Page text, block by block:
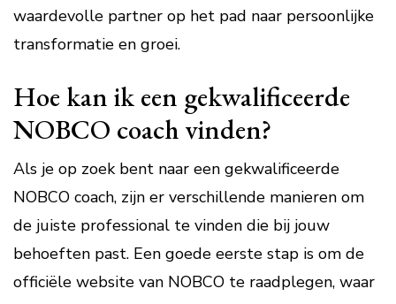
waardevolle partner op het pad naar persoonlijke
transformatie en groei.
Hoe kan ik een gekwalificeerde
NOBCO coach vinden?
Als je op zoek bent naar een gekwalificeerde
NOBCO coach, zijn er verschillende manieren om
de juiste professional te vinden die bij jouw
behoeften past. Een goede eerste stap is om de
officiële website van NOBCO te raadplegen, waar